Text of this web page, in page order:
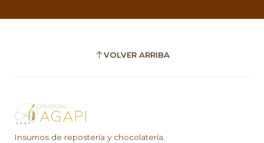
VOLVER ARRIBA
Insumos de repostería y chocolatería.